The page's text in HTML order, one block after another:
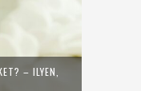
– ILYEN,